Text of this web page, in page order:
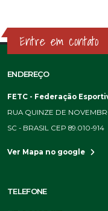
Entre em contato
ENDEREÇO
FETC - Federação
RUA QUINZE DE
SC - BRASIL CEP 89.010-914
Ver Mapa no google
TELEFONE